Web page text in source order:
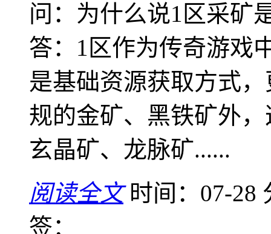
问：为什么说1区采矿
答：1区作为传奇游戏
是基础资源获取方式
规的金矿、黑铁矿外
玄晶矿、龙脉矿......
阅读全文 时间：07-28
签：